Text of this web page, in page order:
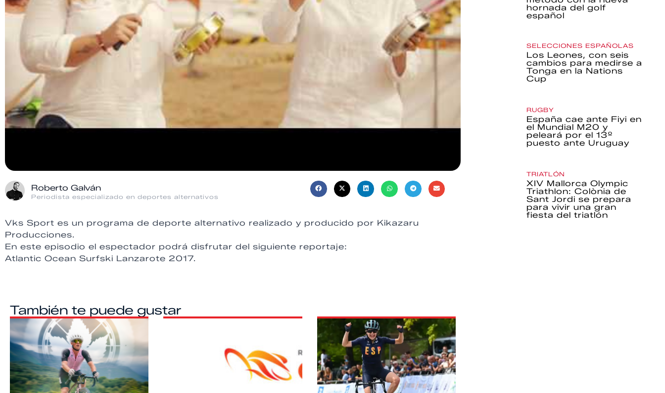
Roberto Galván
Periodista especializado en deportes alternativos
Vks Sport es un programa de deporte alternativo realizado y producido por Kikazaru
Producciones.
En este episodio el espectador podrá disfrutar del siguiente reportaje:
Atlantic Ocean Surfski Lanzarote 2017.
También te puede gustar
hornada del golf
español
SELECCIONES ESPAÑOLAS
Los Leones, con seis
cambios para medirse a
Tonga en la Nations
Cup
RUGBY
España cae ante Fiyi en
el Mundial M20 y
peleará por el 13º
puesto ante Uruguay
TRIATLÓN
XIV Mallorca Olympic
Triathlon: Colònia de
Sant Jordi se prepara
para vivir una gran
fiesta del triatlón